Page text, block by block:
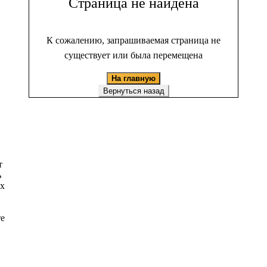
К сожалению, запрашиваемая страница не
существует или была перемещена
На главную
Вернуться назад